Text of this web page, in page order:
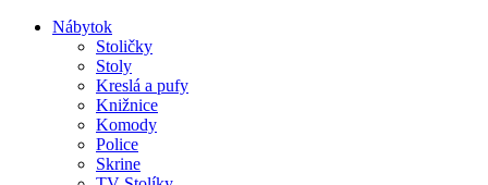
Nábytok
Stoličky
Stoly
Kreslá a pufy
Knižnice
Komody
Police
Skrine